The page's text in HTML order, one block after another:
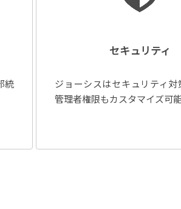
統
セキュリティ
ジョーシスはセキュリティ対
管理者権限もカスタマイズ可能